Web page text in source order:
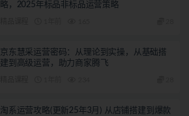
略，2025年标品非标品运营策略
京东慧采运营密码：从理论到实操，从基础搭
建到高级运营，助力商家腾飞
淘系运营攻略(更新25年3月) 从店铺搭建到爆款